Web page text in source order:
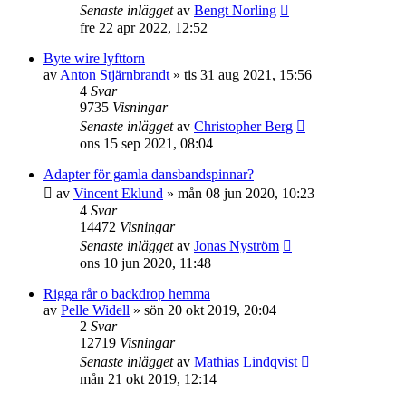
Senaste inläggetav Bengt Norling
fre 22 apr 2022, 12:52
Byte wire lyfttorn
av Anton Stjärnbrandt » tis 31 aug 2021, 15:56
4 Svar
9735 Visningar
Senaste inläggetav Christopher Berg
ons 15 sep 2021, 08:04
Adapter för gamla dansbandspinnar?
av Vincent Eklund » mån 08 jun 2020, 10:23
4 Svar
14472 Visningar
Senaste inläggetav Jonas Nyström
ons 10 jun 2020, 11:48
Rigga rår o backdrop hemma
av Pelle Widell » sön 20 okt 2019, 20:04
2 Svar
12719 Visningar
Senaste inläggetav Mathias Lindqvist
mån 21 okt 2019, 12:14